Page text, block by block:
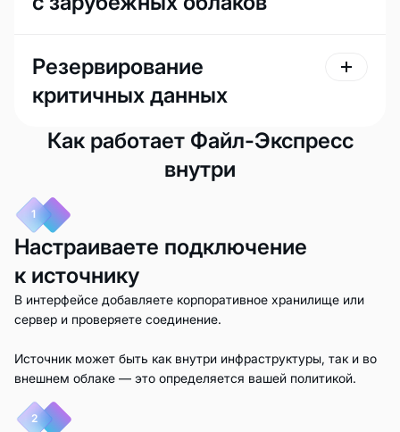
Резервирование
критичных данных
Как работает Файл-Экспресс
внутри
1
Настраиваете подключение
к источнику
В интерфейсе добавляете корпоративное хранилище или
сервер и проверяете соединение.
Источник может быть как внутри инфраструктуры, так и во
внешнем облаке — это определяется вашей политикой.
2